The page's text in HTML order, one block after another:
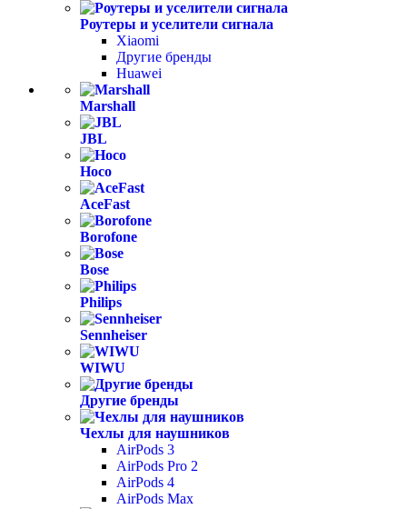
Роутеры и уселители сигнала
Xiaomi
Другие бренды
Huawei
Marshall
JBL
Hoco
AceFast
Borofone
Bose
Philips
Sennheiser
WIWU
Другие бренды
Чехлы для наушников
AirPods 3
AirPods Pro 2
AirPods 4
AirPods Max